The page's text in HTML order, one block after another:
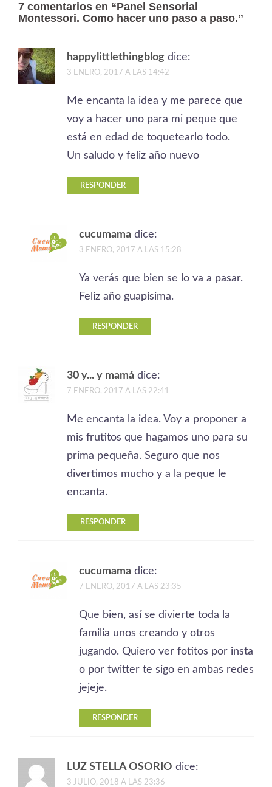
7 comentarios en “Panel Sensorial
Montessori. Como hacer uno paso a paso.”
happylittlethingblog dice:
3 ENERO, 2017 A LAS 14:42
Me encanta la idea y me parece que
voy a hacer uno para mi peque que
está en edad de toquetearlo todo.
Un saludo y feliz año nuevo
RESPONDER
cucumama dice:
3 ENERO, 2017 A LAS 15:28
Ya verás que bien se lo va a pasar.
Feliz año guapísima.
RESPONDER
30 y... y mamá dice:
7 ENERO, 2017 A LAS 22:41
Me encanta la idea. Voy a proponer a
mis frutitos que hagamos uno para su
prima pequeña. Seguro que nos
divertimos mucho y a la peque le
encanta.
RESPONDER
cucumama dice:
7 ENERO, 2017 A LAS 23:35
Que bien, así se divierte toda la
familia unos creando y otros
jugando. Quiero ver fotitos por insta
o por twitter te sigo en ambas redes
jejeje.
RESPONDER
LUZ STELLA OSORIO dice:
3 JULIO, 2018 A LAS 23:36